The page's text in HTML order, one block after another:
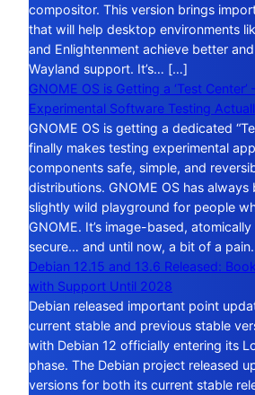
compositor. This version brings
that will help desktop environments
and Enlightenment achieve better
Wayland support. It’s… […]
GNOME OS is Getting a ‘Test Center’
Experimental Software Testing
GNOME OS is getting a dedicated
finally makes testing experimental
components safe, simple, and
distributions. GNOME OS has always
slightly wild playground for people
GNOME. It’s image-based,
secure… and until now, a bit of a
Debian 12.15 and 13.6 Released:
with Support Until 2028
Debian released important point
current stable and previous stable
with Debian 12 officially entering its
phase. The Debian project released
versions for both its current stable